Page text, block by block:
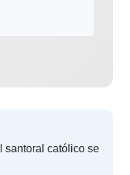
santoral católico se